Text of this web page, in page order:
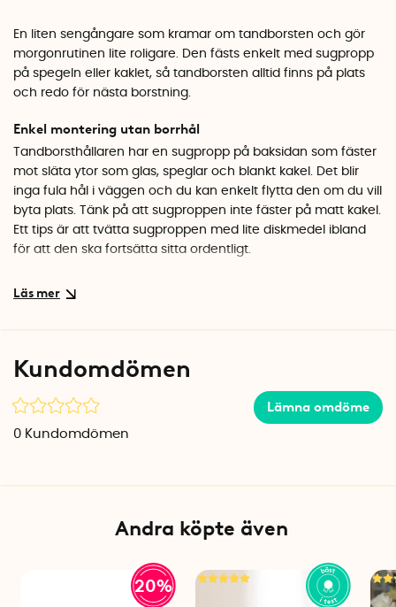
En liten sengångare som kramar om tandborsten och gör
morgonrutinen lite roligare. Den fästs enkelt med sugpropp
på spegeln eller kaklet, så tandborsten alltid finns på plats
och redo för nästa borstning.
Enkel montering utan borrhål
Tandborsthållaren har en sugpropp på baksidan som fäster
mot släta ytor som glas, speglar och blankt kakel. Det blir
inga fula hål i väggen och du kan enkelt flytta den om du vill
byta plats. Tänk på att sugproppen inte fäster på matt kakel.
Ett tips är att tvätta sugproppen med lite diskmedel ibland
för att den ska fortsätta sitta ordentligt.
Gör tandborstningen roligare
modeller. Observera att tandborsthållaren är en
Mått: 4 x 5 x 6 cm
Kundomdömen
Lämna omdöme
0 Kundomdömen
Andra köpte även
20%